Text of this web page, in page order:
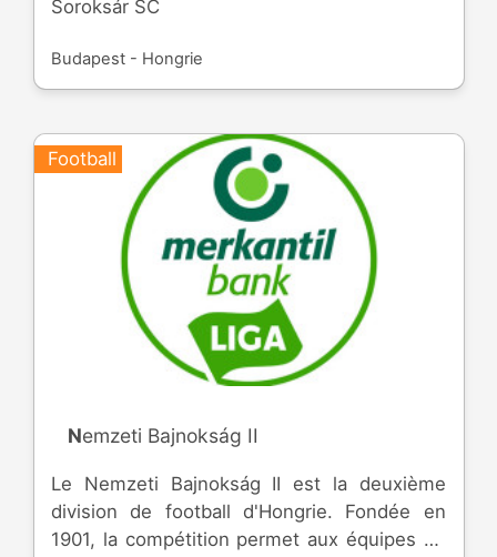
Soroksár SC
Budapest - Hongrie
Football
Nemzeti Bajnokság II
Le Nemzeti Bajnokság II est la deuxième
division de football d'Hongrie. Fondée en
1901, la compétition permet aux équipes de